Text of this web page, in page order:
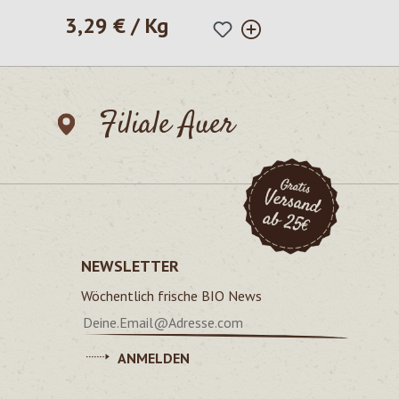
Regulärer Preis:
3,29 € / Kg
Filiale Auer
NEWSLETTER
Wöchentlich frische BIO News
ANMELDEN